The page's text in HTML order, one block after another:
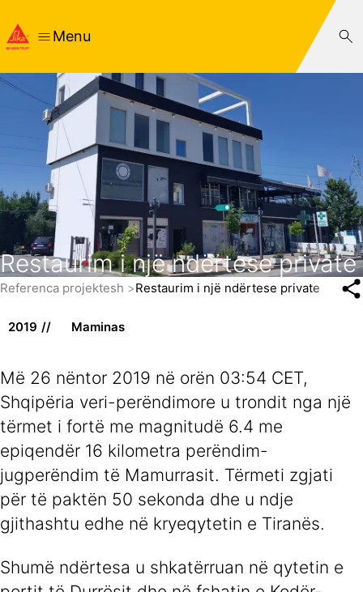
Menu
Restaurim i një ndërtese private
Referenca projektesh Restaurim i një ndërtese private
2019 Maminas
Më 26 nëntor 2019 në orën 03:54 CET,
Shqipëria veri-perëndimore u trondit nga një
tërmet i fortë me magnitudë 6.4 me
epiqendër 16 kilometra perëndim-
jugperëndim të Mamurrasit. Tërmeti zgjati
për të paktën 50 sekonda dhe u ndje
gjithashtu edhe në kryeqytetin e Tiranës.
Shumë ndërtesa u shkatërruan në qytetin e